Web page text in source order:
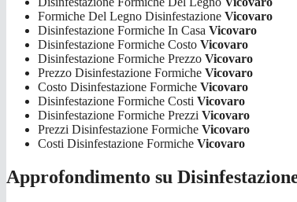
Formiche Del Legno Disinfestazione Vicovaro
Disinfestazione Formiche In Casa Vicovaro
Disinfestazione Formiche Costo Vicovaro
Disinfestazione Formiche Prezzo Vicovaro
Prezzo Disinfestazione Formiche Vicovaro
Costo Disinfestazione Formiche Vicovaro
Disinfestazione Formiche Costi Vicovaro
Disinfestazione Formiche Prezzi Vicovaro
Prezzi Disinfestazione Formiche Vicovaro
Costi Disinfestazione Formiche Vicovaro
Approfondimento su